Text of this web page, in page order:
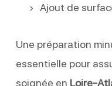
Ajout de
Une préparation
essentielle pour
soignée en Loire-